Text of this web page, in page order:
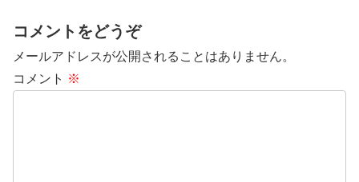
コメントをどうぞ
メールアドレスが公開されることはありません。
コメント ※